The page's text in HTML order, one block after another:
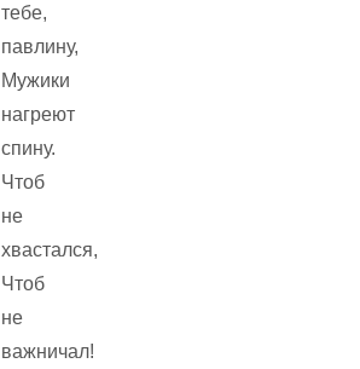
тебе,
павлину,
Мужики
нагреют
спину.
Чтоб
не
хвастался,
Чтоб
не
важничал!